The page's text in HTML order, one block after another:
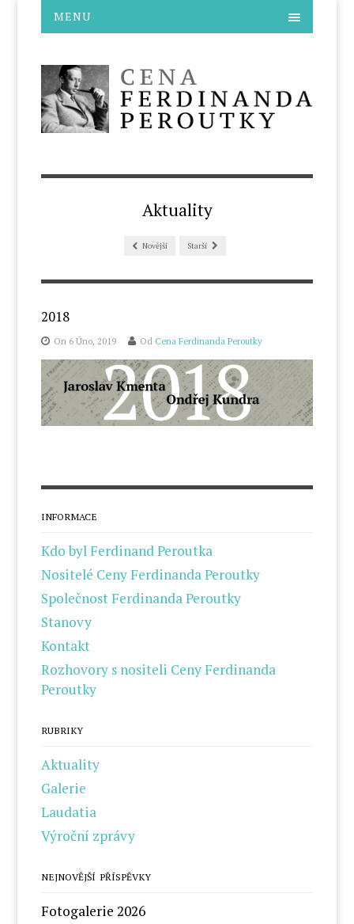
MENU
Aktuality
Novější Starší
2018
On 6 Úno, 2019 Od Cena Ferdinanda Peroutky
INFORMACE
Kdo byl Ferdinand Peroutka
Nositelé Ceny Ferdinanda Peroutky
Společnost Ferdinanda Peroutky
Stanovy
Kontakt
Rozhovory s nositeli Ceny Ferdinanda
Peroutky
RUBRIKY
Aktuality
Galerie
Laudatia
Výroční zprávy
NEJNOVĚJŠÍ PŘÍSPĚVKY
Fotogalerie 2026